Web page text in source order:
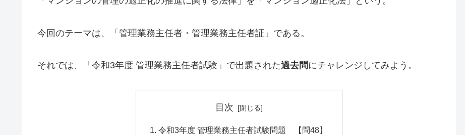
今回のテーマは、「管理業務主任者・管理業務主任者証」である。
それでは、「令和3年度 管理業務主任者試験」で出題された過去問にチャレンジしてみよう。
目次
令和3年度 管理業務主任者試験問題 【問48】